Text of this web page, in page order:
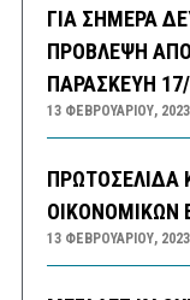
ΓΙΑ ΣΗΜΕΡΑ
ΠΡΟΒΛΕΨΗ ΑΠΟ
ΠΑΡΑΣΚΕΥΗ
13 ΦΕΒΡΟΥΑΡΊΟΥ, 2023
ΠΡΩΤΟΣΕΛΙΔΑ
ΟΙΚΟΝΟΜΙΚΩΝ
13 ΦΕΒΡΟΥΑΡΊΟΥ, 2023